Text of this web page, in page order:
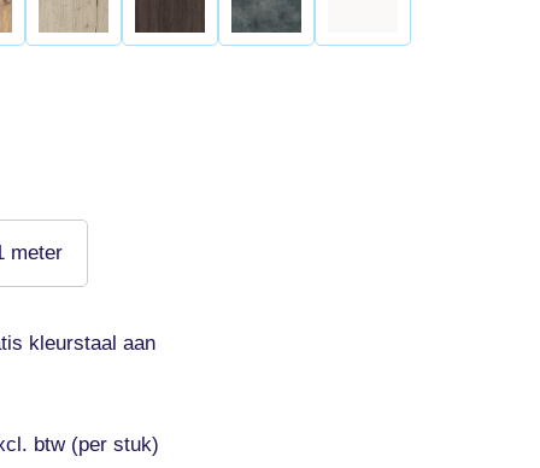
meter
kleurstaal aan
btw (per stuk)